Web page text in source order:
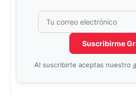
No
Suscribirme
Al suscribirte aceptas nuestro